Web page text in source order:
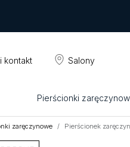
kontakt Salony
Pierścionki
zaręczynowe Pierścionek